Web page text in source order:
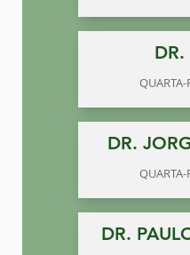
DR.
DR.
DR.